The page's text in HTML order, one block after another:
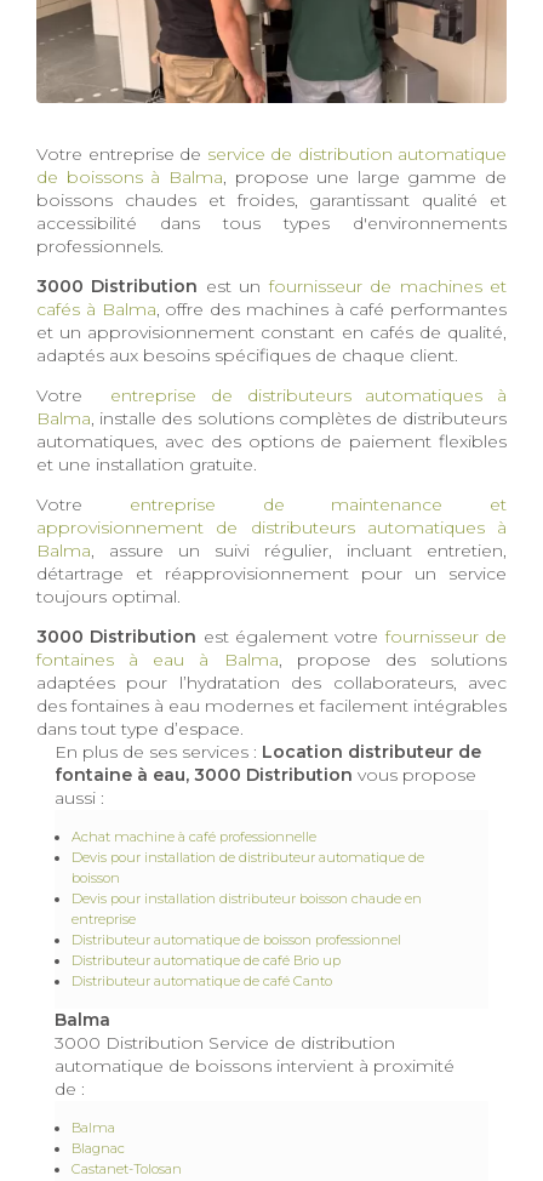
Votre entreprise de service de distribution automatique
de boissons à Balma, propose une large gamme de
boissons chaudes et froides, garantissant qualité et
accessibilité dans tous types d'environnements
professionnels.
3000 Distribution est un fournisseur de machines et
cafés à Balma, offre des machines à café performantes
et un approvisionnement constant en cafés de qualité,
adaptés aux besoins spécifiques de chaque client.
Votre entreprise de distributeurs automatiques à
Balma, installe des solutions complètes de distributeurs
automatiques, avec des options de paiement flexibles
et une installation gratuite.
Votre entreprise de maintenance et
approvisionnement de distributeurs automatiques à
Balma, assure un suivi régulier, incluant entretien,
détartrage et réapprovisionnement pour un service
toujours optimal.
3000 Distribution est également votrefournisseur de
fontaines à eau à Balma, propose des solutions
adaptées pour l’hydratation des collaborateurs, avec
des fontaines à eau modernes et facilement intégrables
dans tout type d’espace.
En plus de ses services : Location distributeur de
fontaine à eau, 3000 Distribution vous propose
aussi :
Achat machine à café professionnelle
Devis pour installation de distributeur automatique de
boisson
Devis pour installation distributeur boisson chaude en
entreprise
Distributeur automatique de boisson professionnel
Distributeur automatique de café Brio up
Distributeur automatique de café Canto
Balma
3000 Distribution Service de distribution
automatique de boissons intervient à proximité
de :
Balma
Blagnac
Castanet-Tolosan